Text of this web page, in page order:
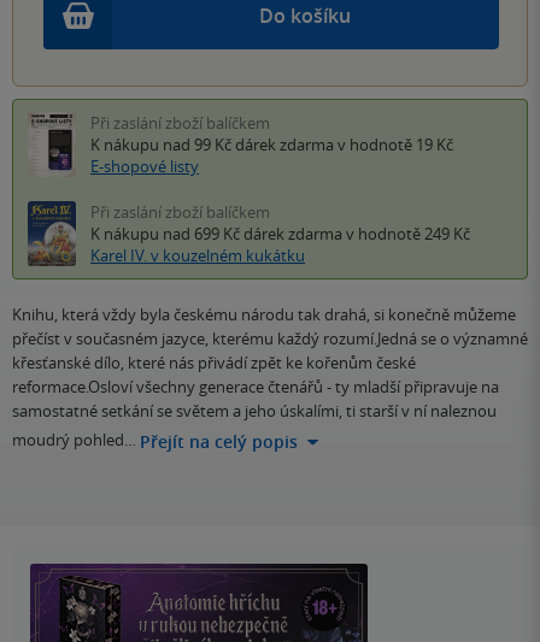
Do košíku
Při zaslání zboží balíčkem
K nákupu nad 99 Kč dárek zdarma v hodnotě 19 Kč
E-shopové listy
Při zaslání zboží balíčkem
K nákupu nad 699 Kč dárek zdarma v hodnotě 249 Kč
Karel IV. v kouzelném kukátku
Knihu, která vždy byla českému národu tak drahá, si konečně můžeme
přečíst v současném jazyce, kterému každý rozumí.Jedná se o významné
křesťanské dílo, které nás přivádí zpět ke kořenům české
reformace.Osloví všechny generace čtenářů - ty mladší připravuje na
samostatné setkání se světem a jeho úskalími, ti starší v ní naleznou
moudrý pohled… Přejít na celý popis